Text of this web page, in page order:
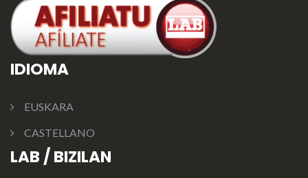
IDIOMA
EUSKARA
CASTELLANO
LAB / BIZILAN